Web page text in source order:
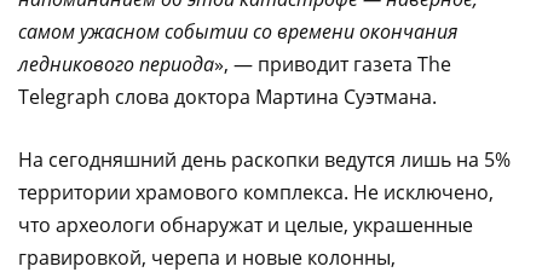
самом ужасном событии со времени окончания
ледникового периода», — приводит газета The
Telegraph слова доктора Мартина Суэтмана.
На сегодняшний день раскопки ведутся лишь на 5%
территории храмового комплекса. Не исключено,
что археологи обнаружат и целые, украшенные
гравировкой, черепа и новые колонны,